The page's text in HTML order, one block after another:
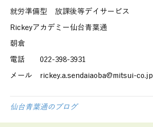
就労準備型 放課後等デイサービス
Rickeyアカデミー仙台青葉通
朝倉
電話 022-398-3931
メール rickey.a.sendaiaoba@mitsui-co.jp
仙台青葉通のブログ